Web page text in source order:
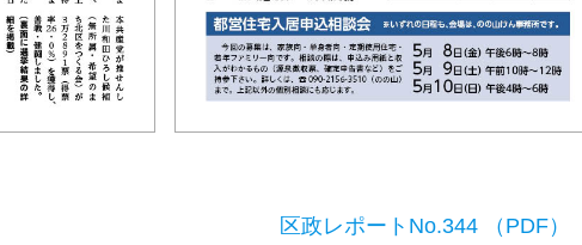
区政レポートNo.344 （PDF）